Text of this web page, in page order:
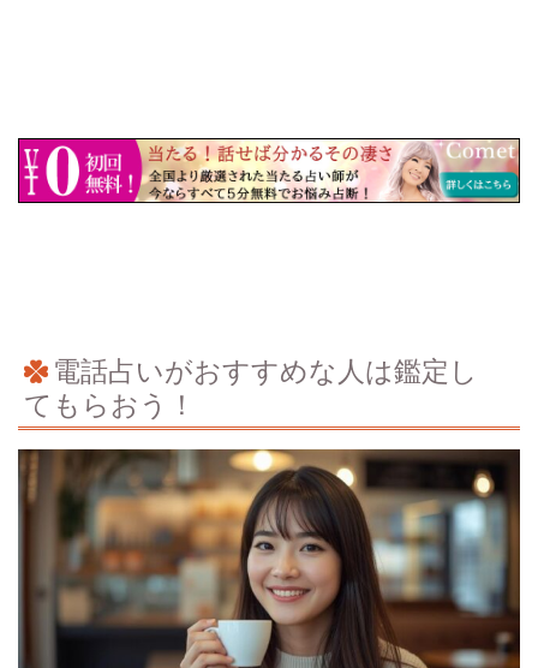
電話占いがおすすめな人は鑑定し
てもらおう！